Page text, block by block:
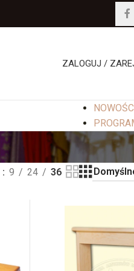
ZALOGUJ /
9 24 36